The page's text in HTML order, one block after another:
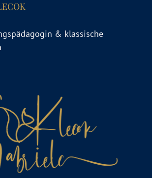
& klassische